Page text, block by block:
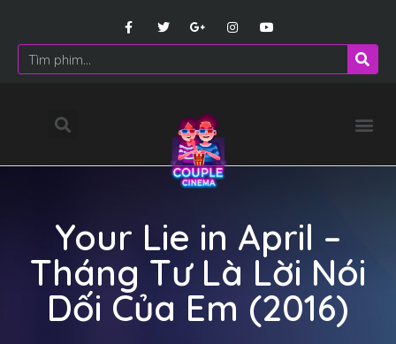
Your Lie in April –
Tháng Tư Là Lời Nói
Dối Của Em (2016)